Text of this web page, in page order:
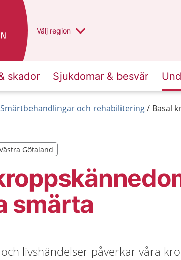
Du har valt region
Välj en annan
region
skador Sjukdomar & besvär
Smärtbehandlingar och rehabilitering Basal
smärta
Götaland
Götaland
livshändelser påverkar våra